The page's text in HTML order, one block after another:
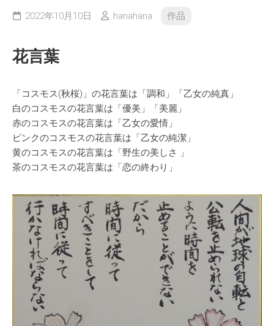
2022年10月10日 hanahana 作品
花言葉
「コスモス(秋桜)」の花言葉は「調和」「乙女の純真」
白のコスモスの花言葉は「優美」「美麗」
赤のコスモスの花言葉は「乙女の愛情」
ピンクのコスモスの花言葉は「乙女の純潔」
黄のコスモスの花言葉は「野生の美しさ 」
茶のコスモスの花言葉は「恋の終わり」